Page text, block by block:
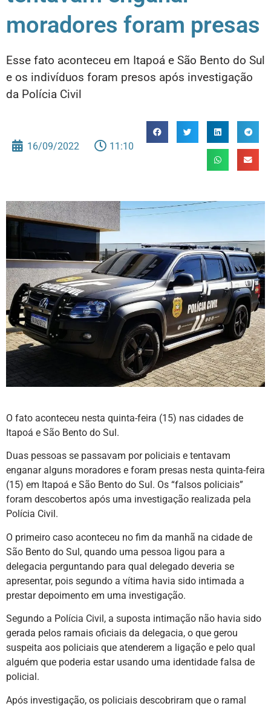
moradores foram presas
Esse fato aconteceu em Itapoá e São Bento do Sul
e os indivíduos foram presos após investigação
da Polícia Civil
16/09/2022 11:10
O fato aconteceu nesta quinta-feira (15) nas cidades de
Itapoá e São Bento do Sul.
Duas pessoas se passavam por policiais e tentavam
enganar alguns moradores e foram presas nesta quinta-feira
(15) em Itapoá e São Bento do Sul. Os “falsos policiais”
foram descobertos após uma investigação realizada pela
Polícia Civil.
O primeiro caso aconteceu no fim da manhã na cidade de
São Bento do Sul, quando uma pessoa ligou para a
delegacia perguntando para qual delegado deveria se
apresentar, pois segundo a vítima havia sido intimada a
prestar depoimento em uma investigação.
Segundo a Polícia Civil, a suposta intimação não havia sido
gerada pelos ramais oficiais da delegacia, o que gerou
suspeita aos policiais que atenderem a ligação e pelo qual
alguém que poderia estar usando uma identidade falsa de
policial.
Após investigação, os policiais descobriram que o ramal